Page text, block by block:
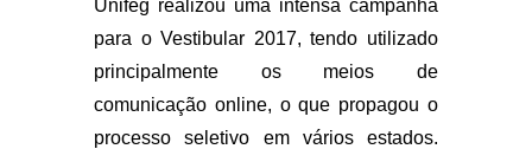
Unifeg realizou uma intensa campanha
para o Vestibular 2017, tendo utilizado
principalmente os meios de
comunicação online, o que propagou o
processo seletivo em vários estados.